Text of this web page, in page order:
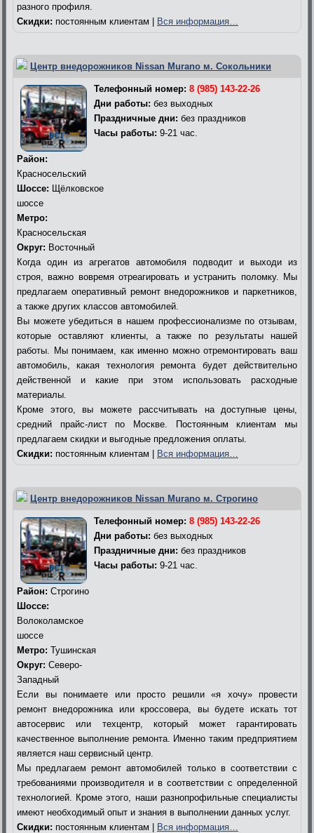
разного профиля.
Скидки: постоянным клиентам | Вся информация…
Центр внедорожников Nissan Murano м. Сокольники
Телефонный номер: 8 (985) 143-22-26
Дни работы: без выходных
Праздничные дни: без праздников
Часы работы: 9-21 час.
Район:
Красносельский
Шоссе: Щёлковское
шоссе
Метро:
Красносельская
Округ: Восточный
Когда один из агрегатов автомобиля подводит и выходи из
строя, важно вовремя отреагировать и устранить поломку. Мы
предлагаем оперативный ремонт внедорожников и паркетников,
а также других классов автомобилей.
Вы можете убедиться в нашем профессионализме по отзывам,
которые оставляют клиенты, а также по результаты нашей
работы. Мы понимаем, как именно можно отремонтировать ваш
автомобиль, какая технология ремонта будет действительно
действенной и какие при этом использовать расходные
материалы.
Кроме этого, вы можете рассчитывать на доступные цены,
средний прайс-лист по Москве. Постоянным клиентам мы
предлагаем скидки и выгодные предложения оплаты.
Скидки: постоянным клиентам | Вся информация…
Центр внедорожников Nissan Murano м. Строгино
Телефонный номер: 8 (985) 143-22-26
Дни работы: без выходных
Праздничные дни: без праздников
Часы работы: 9-21 час.
Район: Строгино
Шоссе:
Волоколамское
шоссе
Метро: Тушинская
Округ: Северо-
Западный
Если вы понимаете или просто решили «я хочу» провести
ремонт внедорожника или кроссовера, вы будете искать тот
автосервис или техцентр, который может гарантировать
качественное выполнение ремонта. Именно таким предприятием
является наш сервисный центр.
Мы предлагаем ремонт автомобилей только в соответствии с
требованиями производителя и в соответствии с определенной
технологией. Кроме этого, наши разнопрофильные специалисты
имеют необходимый опыт и знания в выполнении данных услуг.
Скидки: постоянным клиентам | Вся информация…